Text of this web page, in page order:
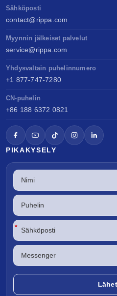
Sähköposti
contact@rippa.com
Myynnin jälkeiset palvelut
service@rippa.com
Yhdysvaltain puhelinnumero
+1 877-747-7280
CN-puhelin
+86 188 6372 0821
PIKAKYSELY
*